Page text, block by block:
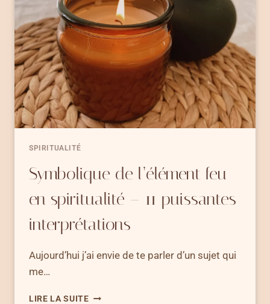
LES
FORCES
DE
LA
NATURE ?
SPIRITUALITÉ
Symbolique de l’élément feu
en spiritualité – 11 puissantes
interprétations
Aujourd’hui j’ai envie de te parler d’un sujet qui
me…
LIRE LA SUITESYMBOLIQUE